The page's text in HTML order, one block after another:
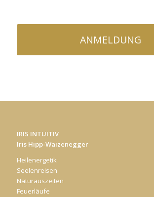
ANMELDUNG
IRIS INTUITIV
Iris Hipp-Waizenegger
Heilenergetik
Seelenreisen
Naturauszeiten
Feuerläufe